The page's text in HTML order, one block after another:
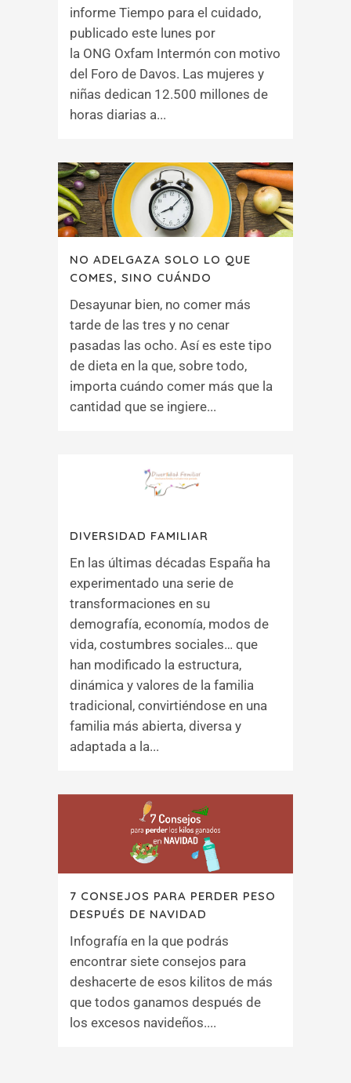
informe Tiempo para el cuidado,
publicado este lunes por
la ONG Oxfam Intermón con motivo
del Foro de Davos. Las mujeres y
niñas dedican 12.500 millones de
horas diarias a...
NO ADELGAZA SOLO LO QUE
COMES, SINO CUÁNDO
Desayunar bien, no comer más
tarde de las tres y no cenar
pasadas las ocho. Así es este tipo
de dieta en la que, sobre todo,
importa cuándo comer más que la
cantidad que se ingiere...
DIVERSIDAD FAMILIAR
En las últimas décadas España ha
experimentado una serie de
transformaciones en su
demografía, economía, modos de
vida, costumbres sociales… que
han modificado la estructura,
dinámica y valores de la familia
tradicional, convirtiéndose en una
familia más abierta, diversa y
adaptada a la...
7 CONSEJOS PARA PERDER PESO
DESPUÉS DE NAVIDAD
Infografía en la que podrás
encontrar siete consejos para
deshacerte de esos kilitos de más
que todos ganamos después de
los excesos navideños....